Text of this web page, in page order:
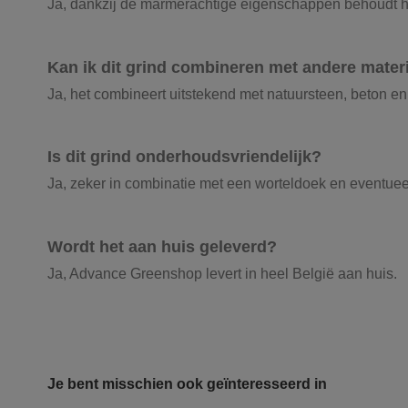
Ja, dankzij de marmerachtige eigenschappen behoudt
Kan ik dit grind combineren met andere
Ja, het combineert uitstekend met natuursteen, beton
Is dit grind onderhoudsvriendelijk?
Ja, zeker in combinatie met een worteldoek en
Wordt het aan huis geleverd?
Ja, Advance Greenshop levert in heel België aan huis.
Producttype
De laatste jaren hebben wij veel geïnvesteerd in het
Grind aanleggen zonder
Je bent misschien ook geïnteresseerd in